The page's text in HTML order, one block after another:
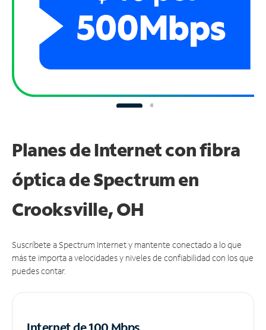
Planes de Internet con fibra
óptica de Spectrum en
Crooksville, OH
Suscríbete a Spectrum Internet y mantente conectado a lo que
más te importa a velocidades y niveles de confiabilidad con los que
puedes contar.
Internet de 100 Mbps